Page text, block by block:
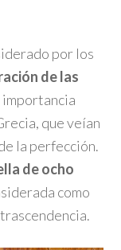
por los
de las
importancia
que veían
la perfección.
de ocho
como